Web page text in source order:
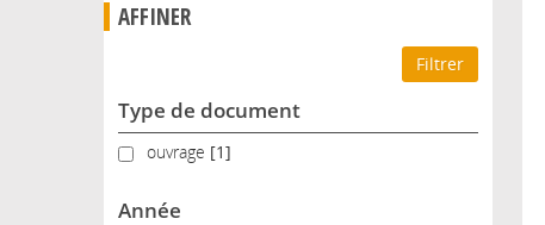
AFFINER
Type de document
ouvrageouvrage [1]
Année